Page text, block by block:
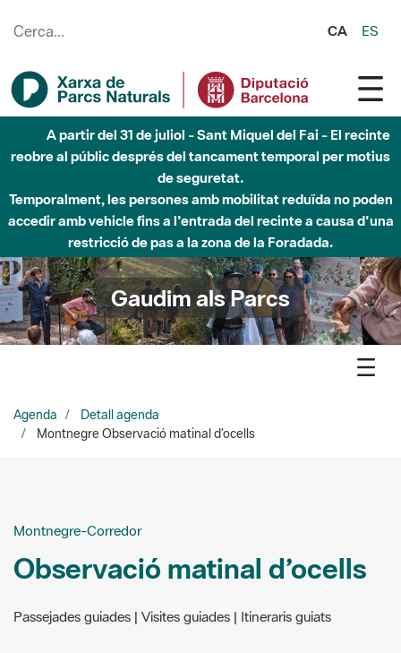
CA ES
Fins al desembre de 2026 - Parc Fluvial Besòs -
Afectacions a la llera del Parc Fluvial del Besòs degut a
obres de construcció d'una passera sobre el riu
Gaudim als Parcs
Agenda
Detall agenda
12/05/2019
Pineda amb l’objectiu de